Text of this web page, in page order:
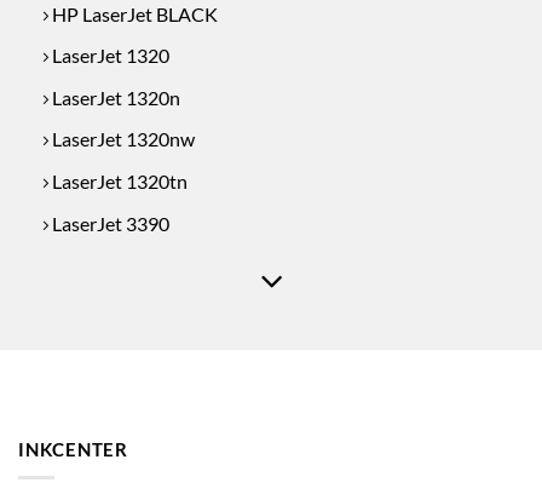
HP LaserJet BLACK
LaserJet 1320
LaserJet 1320n
LaserJet 1320nw
LaserJet 1320tn
LaserJet 3390
INKCENTER